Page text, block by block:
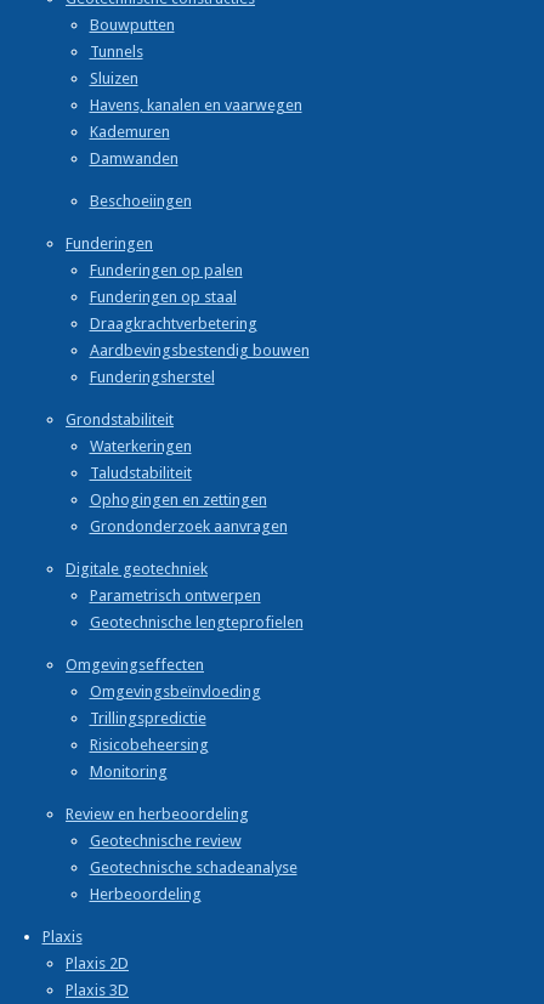
Bouwputten
Tunnels
Sluizen
Havens, kanalen en vaarwegen
Kademuren
Damwanden
Beschoeiingen
Funderingen
Funderingen op palen
Funderingen op staal
Draagkrachtverbetering
Aardbevingsbestendig bouwen
Funderingsherstel
Grondstabiliteit
Waterkeringen
Taludstabiliteit
Ophogingen en zettingen
Grondonderzoek aanvragen
Digitale geotechniek
Parametrisch ontwerpen
Geotechnische lengteprofielen
Omgevingseffecten
Omgevingsbeïnvloeding
Trillingspredictie
Risicobeheersing
Monitoring
Review en herbeoordeling
Geotechnische review
Geotechnische schadeanalyse
Herbeoordeling
Plaxis
Plaxis 2D
Plaxis 3D